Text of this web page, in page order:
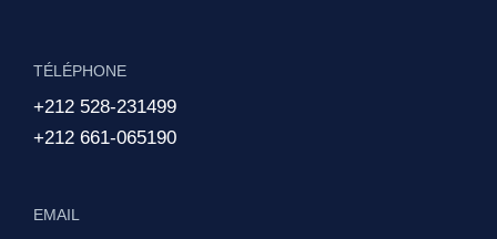
TÉLÉPHONE
+212 528-231499
+212 661-065190
EMAIL